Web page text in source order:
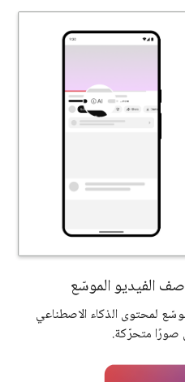
الفيديو الموسّع
لمحتوى الذكاء الاصطناعي
صورًا متحرّكة.